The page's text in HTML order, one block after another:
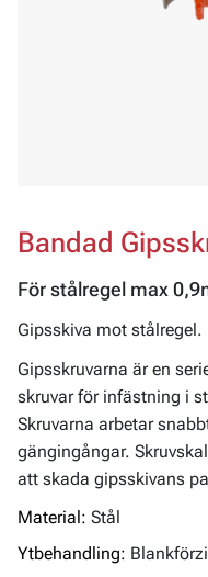
Bandad
För stålregel max
Gipsskiva mot
Gipsskruvarna är en
skruvar för infästning i
Skruvarna arbetar
gängingångar.
att skada gipsskivans
Material: Stål
Ytbehandling: